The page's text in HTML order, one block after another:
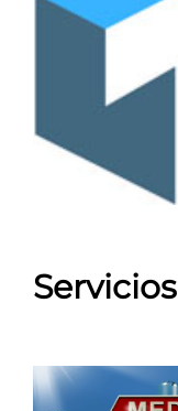
Servicios